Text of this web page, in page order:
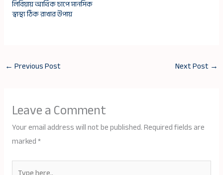
লিবিয়ায় আর্থিক চাপে মানসিক
স্বাস্থ্য ঠিক রাখার উপায়
← Previous Post Next Post →
Leave a Comment
Your email address will not be published.Required fields are
marked*